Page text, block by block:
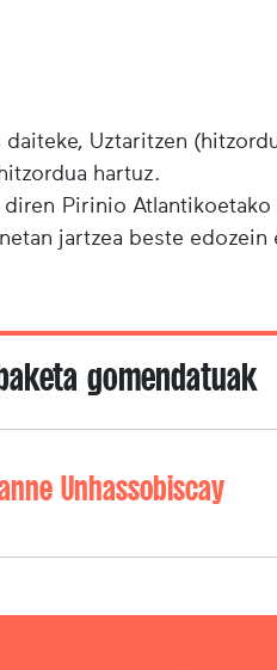
Uztaritzen
hartuz.
Pirinio
jartzea beste edozein
gomendatuak
Unhassobiscay